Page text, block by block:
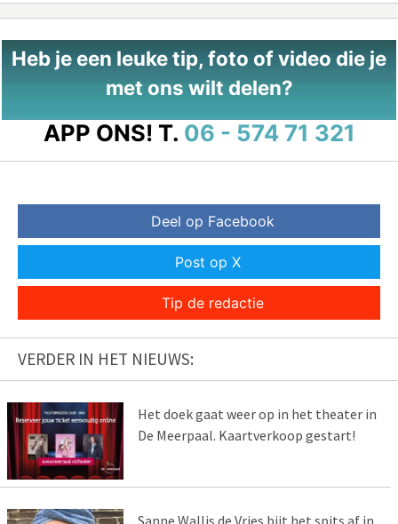
Heb je een leuke tip, foto of video die je
met ons wilt delen?
APP ONS! T. 06 - 574 71 321
Deel op Facebook
Post op X
Tip de redactie
VERDER IN HET NIEUWS:
Het doek gaat weer op in het theater in
De Meerpaal. Kaartverkoop gestart!
Sanne Wallis de Vries bijt het spits af in